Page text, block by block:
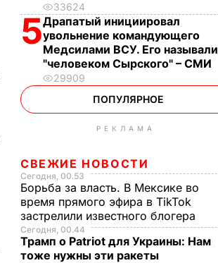
33624
5Драпатый инициировал
увольнение командующего
Медсилами ВСУ. Его называли
"человеком Сырского" – СМИ
29909
ПОПУЛЯРНОЕ
РЕКЛАМА
СВЕЖИЕ НОВОСТИ
Сегодня, 00.53
Борьба за власть. В Мексике во
время прямого эфира в TikTok
застрелили известного блогера
Сегодня, 00.44
Трамп о Patriot для Украины: Нам
тоже нужны эти ракеты